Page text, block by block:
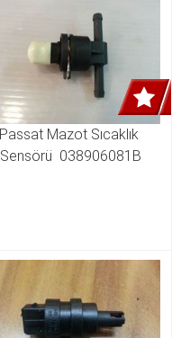
Passat Mazot Sıcaklık
Sensörü  038906081B